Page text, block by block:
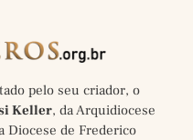
pelo seu criador, o
Keller, da Arquidiocese
Diocese de Frederico